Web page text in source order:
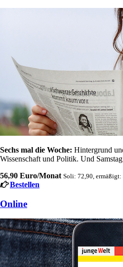
Sechs mal die Woche: Hintergrund
Wissenschaft und Politik. Und
56,90 Euro/Monat Soli: 72,90, ermäßigt:
Bestellen
Online